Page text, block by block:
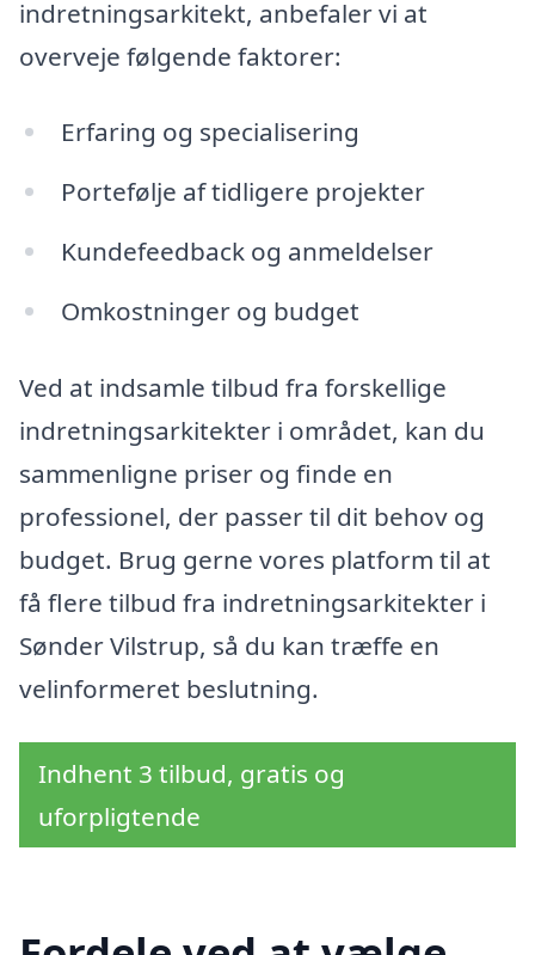
indretningsarkitekt, anbefaler vi at
overveje følgende faktorer:
Erfaring og specialisering
Portefølje af tidligere projekter
Kundefeedback og anmeldelser
Omkostninger og budget
Ved at indsamle tilbud fra forskellige
indretningsarkitekter i området, kan du
sammenligne priser og finde en
professionel, der passer til dit behov og
budget. Brug gerne vores platform til at
få flere tilbud fra indretningsarkitekter i
Sønder Vilstrup, så du kan træffe en
velinformeret beslutning.
Indhent 3 tilbud, gratis og
uforpligtende